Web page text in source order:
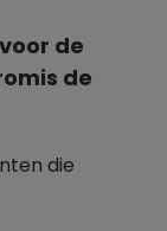
de
de
die